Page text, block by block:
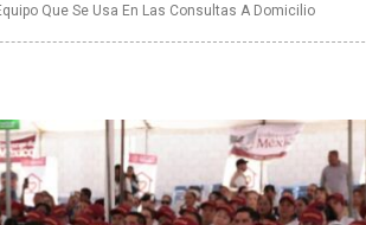
Que Se Usa En Las Consultas A Domicilio